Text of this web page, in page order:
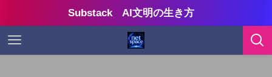
Substack AI文明の生き方